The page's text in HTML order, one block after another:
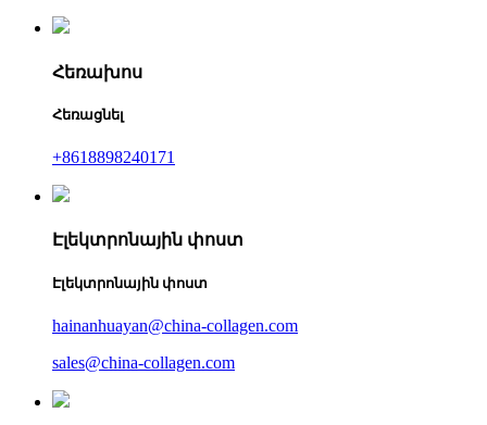
Հեռախոս
Հեռացնել
+8618898240171
Էլեկտրոնային փոստ
Էլեկտրոնային փոստ
hainanhuayan@china-collagen.com
sales@china-collagen.com